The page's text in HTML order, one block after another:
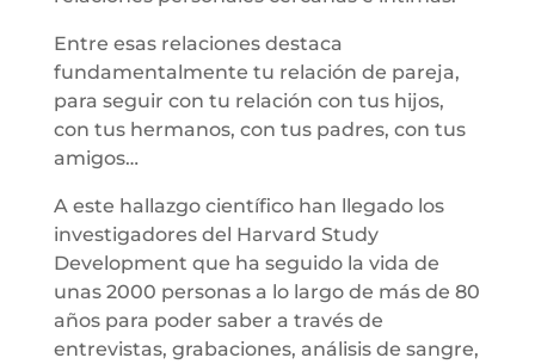
Entre esas relaciones destaca
fundamentalmente tu relación de pareja,
para seguir con tu relación con tus hijos,
con tus hermanos, con tus padres, con tus
amigos…
A este hallazgo científico han llegado los
investigadores del Harvard Study
Development que ha seguido la vida de
unas 2000 personas a lo largo de más de 80
años para poder saber a través de
entrevistas, grabaciones, análisis de sangre,